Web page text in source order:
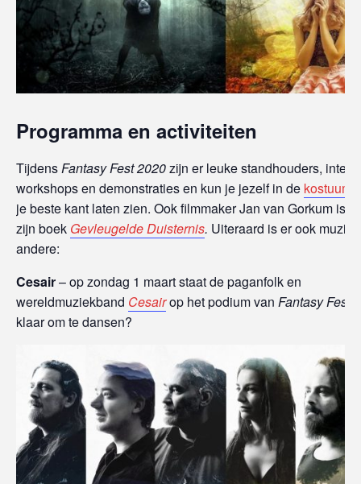
Programma en activiteiten
TijdensFantasy Fest 2020zijn er leuke standhouders,
workshops en demonstraties en kun je jezelf in de
je beste kant laten zien. Ook filmmaker Jan van Gorkum is
zijn boek Gevleugelde Duisternis. Uiteraard is er ook
andere:
Cesair– op zondag 1 maart staat de paganfolk en
wereldmuziekband Cesairop het podium van Fantasy Fest
klaar om te dansen?